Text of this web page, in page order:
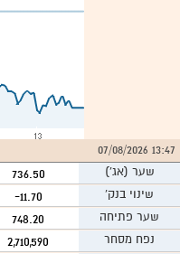
13:47 07/08/2026
שער (אג') 736.50
שינוי בנק' -11.70
שער פתיחה
748.20
נפח מסחר
2,710,590